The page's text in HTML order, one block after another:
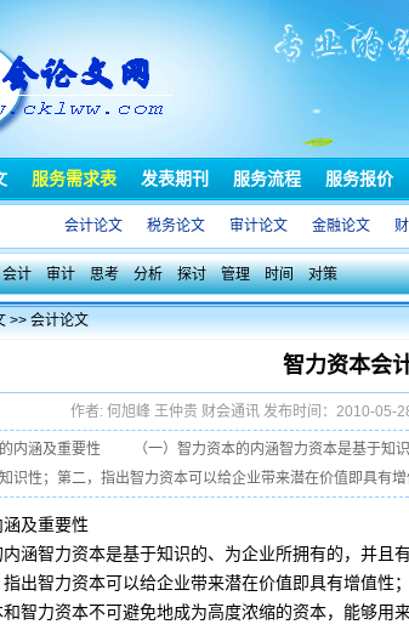
服务需求表 发表期刊 服务流程 服务报价
会计论文 税务论文 审计论文 金融论文
会计 审计 思考 分析 探讨 管理 时间 对策
>>会计论文
智力资本会
作者: 何旭峰 王仲贵 财会通讯 发布时间：2010-
涵及重要性 （一）智力资本的内涵智力资本是基于知识
识性；第二，指出智力资本可以给企业带来潜在价值即具有
及重要性
智力资本是基于知识的、为企业所拥有的，并且
出智力资本可以给企业带来潜在价值即具有增值
智力资本不可避免地成为高度浓缩的资本，能够用